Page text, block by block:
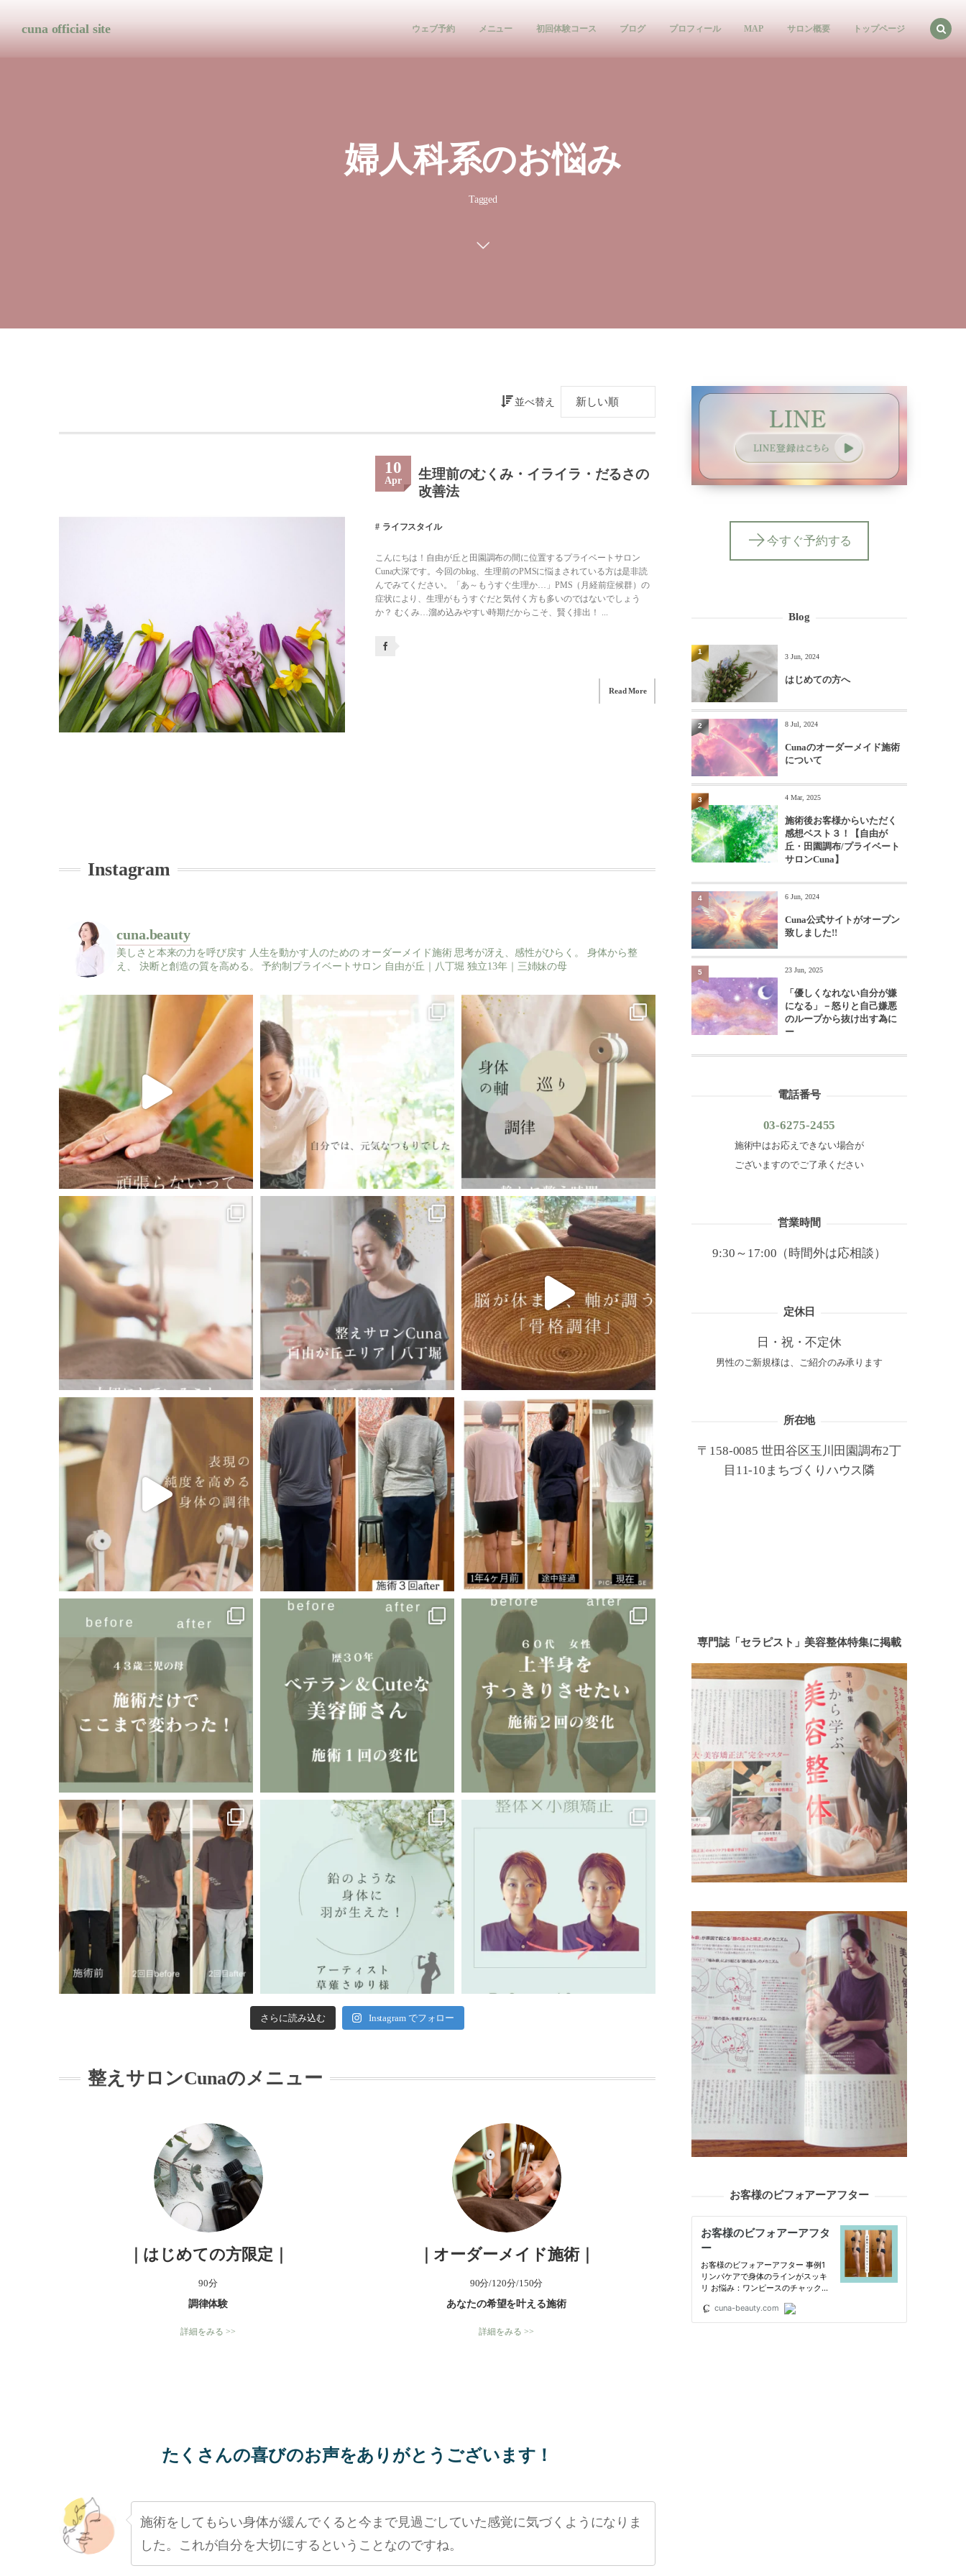
cuna official site ウェブ予約 メニュー 初回体験コース ブログ プロフィール MAP サロン概要 トップページ
婦人科系のお悩み
Tagged
並べ替え
10
Apr
生理前のむくみ・イライラ・だるさの
改善法
ライフスタイル
こんにちは！自由が丘と田園調布の間に位置するプライベートサロン
Cuna大深です。今回のblog、生理前のPMSに悩まされている方は是非読
んでみてください。「あ～もうすぐ生理か…」PMS（月経前症候群）の
症状により、生理がもうすぐだと気付く方も多いのではないでしょう
か？ むくみ…溜め込みやすい時期だからこそ、賢く排出！ ...
Read More
Instagram
cuna.beauty
美しさと本来の力を呼び戻す 人生を動かす人のためのオーダーメイド施術思考が冴え、感性がひらく。
身体から整
え、
決断と創造の質を高める。 予約制プライベートサロン 自由が丘｜八丁堀 独立13年｜三姉妹の母
さらに読み込む Instagram でフォロー
整えサロンCunaのメニュー
｜はじめての方限定｜
90分
調律体験
詳細をみる >>
｜オーダーメイド施術｜
90分/120分/150分
あなたの希望を叶える施術
詳細をみる >>
たくさんの喜びのお声をありがとうございます！
施術をしてもらい身体が緩んでくると今まで見過ごしていた感覚に気づくようになりま
した。これが自分を大切にするということなのですね。
今すぐ予約する
Blog
3 Jun, 2024
はじめての方へ
1
8 Jul, 2024
Cunaのオーダーメイド施術
について
2
4 Mar, 2025
施術後お客様からいただく
感想ベスト３！【自由が
丘・田園調布/プライベート
サロンCuna】
3
6 Jun, 2024
Cuna公式サイトがオープン
致しました!!
4
23 Jun, 2025
「優しくなれない自分が嫌
になる」－怒りと自己嫌悪
のループから抜け出す為に
ー
5
電話番号
03-6275-2455
施術中はお応えできない場合が
ございますのでご了承ください
営業時間
9:30～17:00（時間外は応相談）
定休日
日・祝・不定休
男性のご新規様は、ご紹介のみ承ります
所在地
〒158-0085 世田谷区玉川田園調布2丁
目11-10まちづくりハウス隣
専門誌「セラピスト」美容整体特集に掲載
お客様のビフォアーアフター